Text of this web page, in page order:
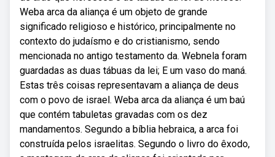
Weba arca da aliança é um objeto de grande
significado religioso e histórico, principalmente no
contexto do judaísmo e do cristianismo, sendo
mencionada no antigo testamento da. Webnela foram
guardadas as duas tábuas da lei; E um vaso do maná.
Estas três coisas representavam a aliança de deus
com o povo de israel. Weba arca da aliança é um baú
que contém tabuletas gravadas com os dez
mandamentos. Segundo a bíblia hebraica, a arca foi
construída pelos israelitas. Segundo o livro do êxodo,